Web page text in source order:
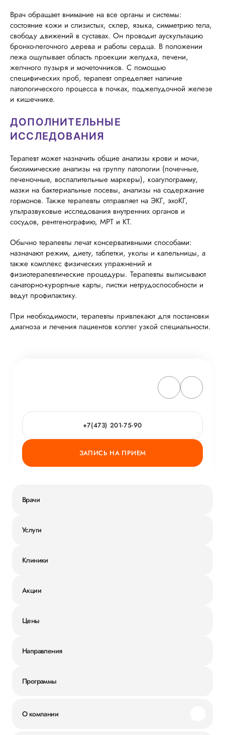
Врач обращает внимание на все органы и системы:
состояние кожи и слизистых, склер, языка, симметрию тела,
свободу движений в суставах. Он проводит аускультацию
бронхо-легочного дерева и работы сердца. В положении
лежа ощупывает область проекции желудка, печени,
желчного пузыря и мочеточников. С помощью
специфических проб, терапевт определяет наличие
патологического процесса в почках, поджелудочной железе
и кишечнике.
ДОПОЛНИТЕЛЬНЫЕ
ИССЛЕДОВАНИЯ
Терапевт может назначить общие анализы крови и мочи,
биохимические анализы на группу патологии (почечные,
печеночные, воспалительные маркеры), коагулограмму,
мазки на бактериальные посевы, анализы на содержание
гормонов. Также терапевты отправляет на ЭКГ, эхоКГ,
ультразвуковые исследования внутренних органов и
сосудов, рентгенографию, МРТ и КТ.
Обычно терапевты лечат консервативными способами:
назначают режим, диету, таблетки, уколы и капельницы, а
также комплекс физических упражнений и
физиотерапевтические процедуры. Терапевты выписывают
санаторно-курортные карты, листки нетрудоспособности и
ведут профилактику.
При необходимости, терапевты привлекают для постановки
диагноза и лечения пациентов коллег узкой специальности.
+7(473) 201-75-90
ЗАПИСЬ НА ПРИЕМ
Врачи
Услуги
Клиники
Акции
Цены
Направления
Программы
О компании